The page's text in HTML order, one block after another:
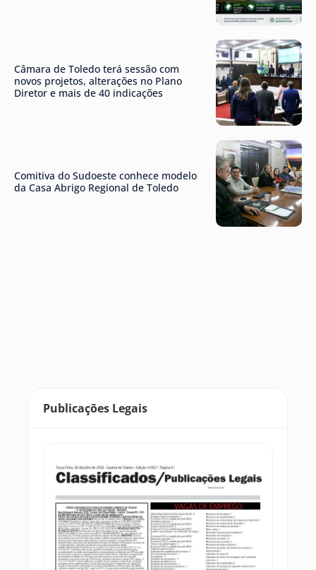
Câmara de Toledo terá sessão com
novos projetos, alterações no Plano
Diretor e mais de 40 indicações
Comitiva do Sudoeste conhece modelo
da Casa Abrigo Regional de Toledo
Publicações Legais